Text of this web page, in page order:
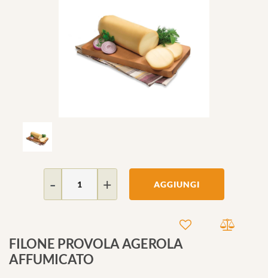
AGGIUNGI
FILONE PROVOLA AGEROLA
AFFUMICATO